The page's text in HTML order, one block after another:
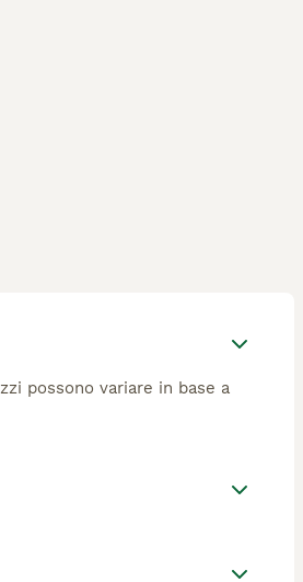
possono variare in base a